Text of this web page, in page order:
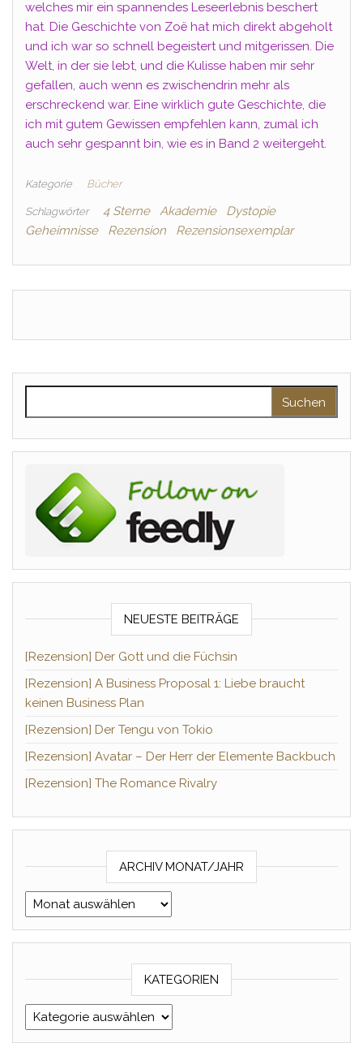
welches mir ein spannendes Leseerlebnis beschert
hat. Die Geschichte von Zoë hat mich direkt abgeholt
und ich war so schnell begeistert und mitgerissen. Die
Welt, in der sie lebt, und die Kulisse haben mir sehr
gefallen, auch wenn es zwischendrin mehr als
erschreckend war. Eine wirklich gute Geschichte, die
ich mit gutem Gewissen empfehlen kann, zumal ich
auch sehr gespannt bin, wie es in Band 2 weitergeht.
Kategorie Bücher
Schlagwörter 4 Sterne Akademie
Dystopie
Geheimnisse
Rezension Rezensionsexemplar
NEUESTE BEITRÄGE
[Rezension] Der Gott und die Füchsin
[Rezension] A Business Proposal 1: Liebe braucht
keinen Business Plan
[Rezension] Der Tengu von Tokio
[Rezension] Avatar – Der Herr der Elemente Backbuch
[Rezension] The Romance Rivalry
ARCHIV MONAT/JAHR
Archiv Monat/Jahr
KATEGORIEN
Kategorien